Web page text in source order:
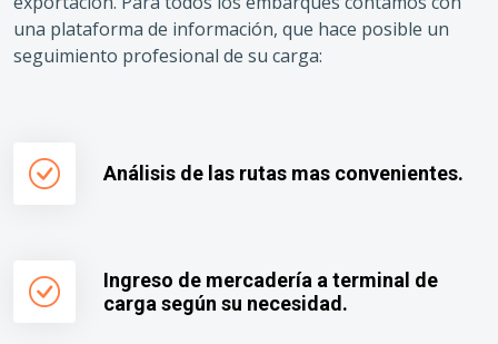
una plataforma de información, que hace posible un
seguimiento profesional de su carga:
Análisis de las rutas mas convenientes.
Ingreso de mercadería a terminal de
carga según su necesidad.